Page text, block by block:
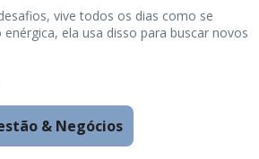
vive todos os dias como se
ela usa disso para buscar novos
& Negócios